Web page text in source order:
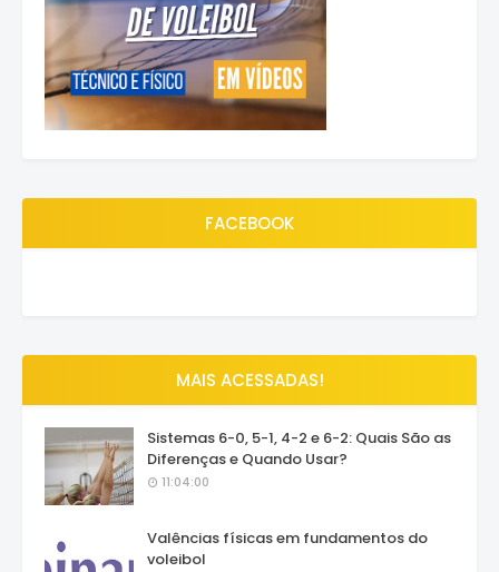
FACEBOOK
MAIS ACESSADAS!
Sistemas 6-0, 5-1, 4-2 e 6-2: Quais São as
Diferenças e Quando Usar?
11:04:00
Valências físicas em fundamentos do
voleibol